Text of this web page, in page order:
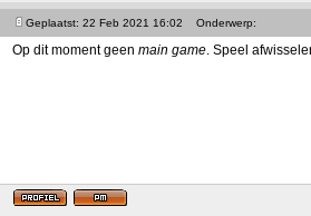
Geplaatst: 22 Feb 2021 16:02
Onderwerp:
Op dit moment geen main game. Speel